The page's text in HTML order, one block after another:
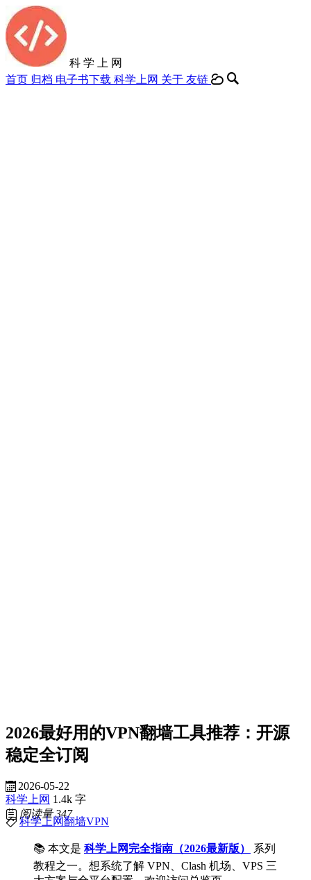
科 学 上 网
首页 归档 电子书下载 科学上网 关于 友链
2026最好用的VPN翻墙工具推荐：开源
稳定全订阅
2026-05-22
科学上网 1.4k 字
阅读量347
科学上网翻墙VPN
📚 本文是 科学上网完全指南（2026最新版）
系列
教程之一。想系统了解 VPN、Clash 机场、VPS 三